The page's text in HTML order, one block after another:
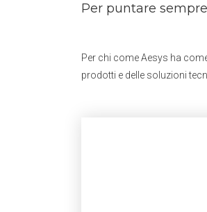
Per puntare
Per chi come Aesys ha
prodotti e delle soluzioni